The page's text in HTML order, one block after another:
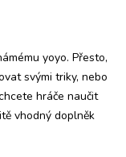
yoyo. Přesto,
svými triky, nebo
hráče naučit
vhodný doplněk